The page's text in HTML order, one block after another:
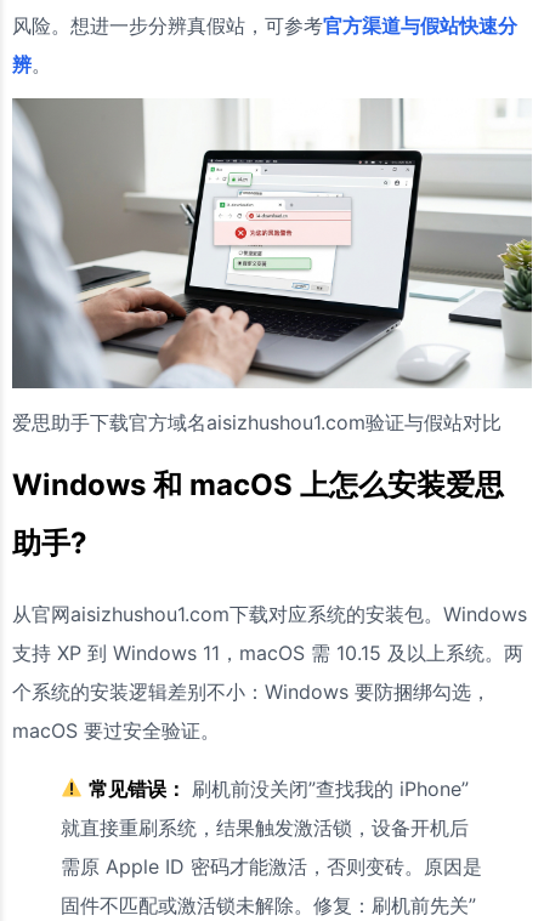
风险。想进一步分辨真假站，可参考官方渠道与假站快速分
辨。
爱思助手下载官方域名aisizhushou1.com验证与假站对比
Windows 和 macOS 上怎么安装爱思
助手?
从官网aisizhushou1.com下载对应系统的安装包。Windows
支持 XP 到 Windows 11，macOS 需 10.15 及以上系统。两
个系统的安装逻辑差别不小：Windows 要防捆绑勾选，
macOS 要过安全验证。
常见错误： 刷机前没关闭”查找我的 iPhone”
就直接重刷系统，结果触发激活锁，设备开机后
需原 Apple ID 密码才能激活，否则变砖。原因是
固件不匹配或激活锁未解除。修复：刷机前先关”